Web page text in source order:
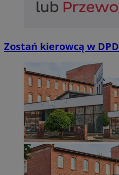
Zostań kierowcą w DPD
Nazwa
MvSessID
euds